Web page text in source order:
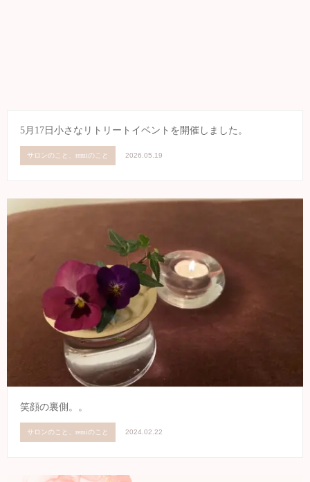
5月17日小さなリトリートイベントを開催しました。
サロンのこと、remiのこと 2026.05.19
笑顔の裏側。。
サロンのこと、remiのこと 2024.02.22